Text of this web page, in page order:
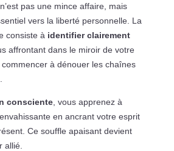
pas une mince affaire, mais
vers la liberté personnelle. La
consiste à identifier clairement
affrontant dans le miroir de votre
à dénouer les chaînes
consciente, vous apprenez à
en ancrant votre esprit
Ce souffle apaisant devient
allié.